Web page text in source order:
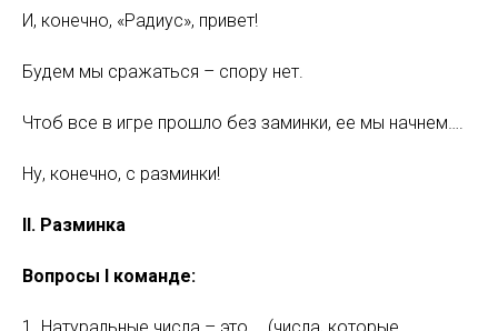
И, конечно, «Радиус», привет!
Будем мы сражаться – спору нет.
Чтоб все в игре прошло без заминки, ее мы начнем….
Ну, конечно, с разминки!
II. Разминка
Вопросы I команде: